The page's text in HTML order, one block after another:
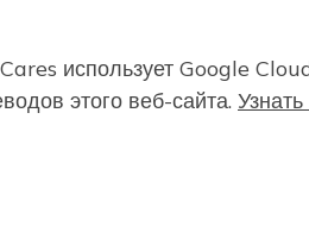
осложнение во
получила травму
использует Google
этого веб-сайта.